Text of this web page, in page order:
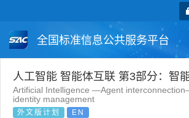
全国标准信息公共服务平台
国家标准 行业标准
团体标准
人工智能 智能体互联 第3部分：智
Artificial Intelligence —Agent
identity management
外文版计划 EN